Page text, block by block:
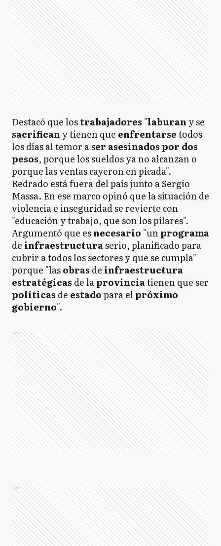
Destacó que lostrabajadores "laburan y se
sacrifican y tienen que enfrentarsetodos
los días al temor a ser asesinados por dos
pesos, porque los sueldos ya no alcanzan o
porque las ventas cayeron en picada".
Redrado está fuera del país junto a Sergio
Massa. En ese marco opinó que la situación de
violencia e inseguridad se revierte con
"educación y trabajo, que son los pilares".
Argumentó que esnecesario "unprograma
de infraestructuraserio, planificado para
cubrir a todos los sectores y que se cumpla"
porque "lasobras de infraestructura
estratégicas de laprovinciatienen que ser
políticas de estadopara elpróximo
gobierno".
Ads
Ads